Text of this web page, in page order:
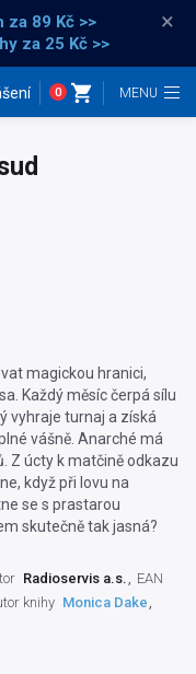
za 89 Kč >>
za 25 Kč >>
×
0
magickou hranici,
Každý měsíc čerpá sílu
vyhraje turnaj a získá
vášně. Anarché má
Z úcty k matčině odkazu
když při lovu na
se s prastarou
skutečně tak jasná?
Radioservis a.s.
EAN
knihy Monica Dake